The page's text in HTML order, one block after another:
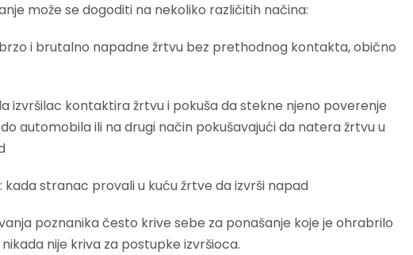
može se dogoditi na nekoliko različitih načina:
brzo i brutalno napadne žrtvu bez prethodnog kontakta, obično
izvršilac kontaktira žrtvu i pokuša da stekne njeno poverenje
automobila ili na drugi način pokušavajući da natera žrtvu u
kada stranac provali u kuću žrtve da izvrši napad
poznanika često krive sebe za ponašanje koje je ohrabrilo
nije kriva za postupke izvršioca.